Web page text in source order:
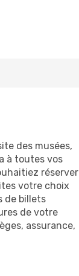
des musées,
à toutes vos
réserver
votre choix
de billets
de votre
assurance,